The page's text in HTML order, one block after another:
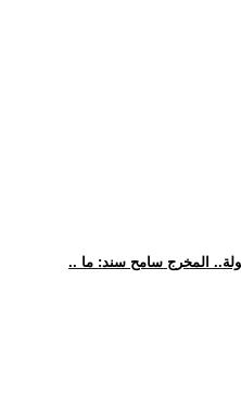
المخرج سامح سند: ما